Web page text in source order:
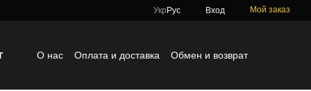
Укр Рус Вход Мой заказ
О нас Оплата и доставка
Обмен и возврат